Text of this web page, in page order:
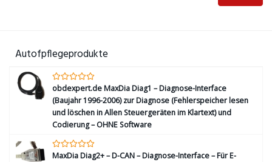
Autofpflegeprodukte
obdexpert.de MaxDia Diag1 – Diagnose-Interface
(Baujahr 1996-2006) zur Diagnose (Fehlerspeicher lesen
und löschen in Allen Steuergeräten im Klartext) und
Codierung – OHNE Software
MaxDia Diag2+ – D-CAN – Diagnose-Interface – Für E-